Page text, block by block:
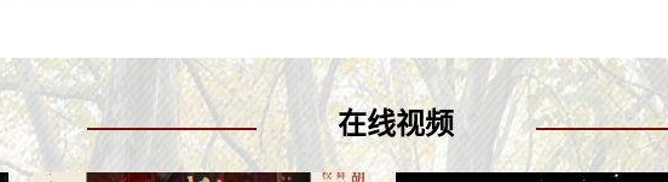
在线视频